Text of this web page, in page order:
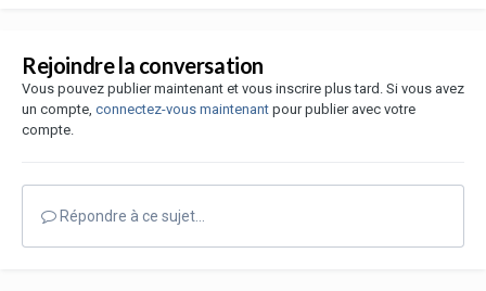
Rejoindre la conversation
Vous pouvez publier maintenant et vous inscrire plus tard. Si vous avez
un compte, connectez-vous maintenant pour publier avec votre
compte.
Répondre à ce sujet…